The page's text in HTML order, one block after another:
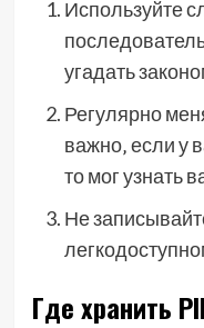
Используйте
угадать
Регулярно
важно‚ если у
то мог узнать
Не
Где хранить